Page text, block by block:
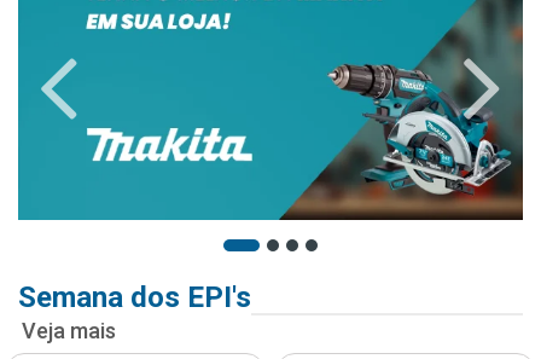
Semana dos EPI's
Veja mais